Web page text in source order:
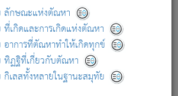
ลักษณะแห่งตัณหา
เกิดและการเกิดแห่งตัณหา
าการที่ตัณหาทำให้เกิดทุกข์
ทิฏฐิที่เกี่ยวกับตัณหา
เลสทั้งหลายในฐานะสมุทัย
ภวตัณหาได้ และไม่เพลิดเพลินวิภวตัณหา
ามสำรอกไม่เหลือ (แห่งภพทั้งหลาย)
งตัณหาโดยประการทั้งปวง นั้นคือ
ก่ภิกษุนั้น ผู้ดับเย็นสนิทแล้ว เพราะไม่มี